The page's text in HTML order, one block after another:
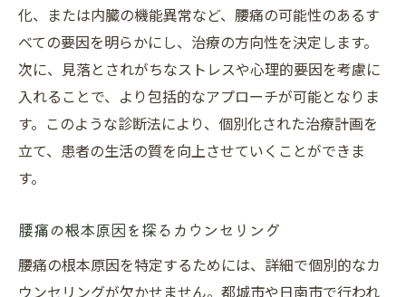
化、または内臓の機能異常など、腰痛の可能性のあるす
べての要因を明らかにし、治療の方向性を決定します。
次に、見落とされがちなストレスや心理的要因を考慮に
入れることで、より包括的なアプローチが可能となりま
す。このような診断法により、個別化された治療計画を
立て、患者の生活の質を向上させていくことができま
す。
腰痛の根本原因を探るカウンセリング
腰痛の根本原因を特定するためには、詳細で個別的なカ
ウンセリングが欠かせません。都城市や日南市で行われ